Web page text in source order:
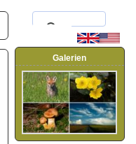
Galerien